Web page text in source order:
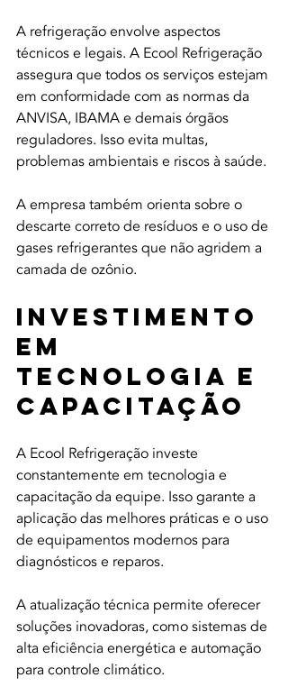
A refrigeração envolve aspectos
técnicos e legais. A Ecool Refrigeração
assegura que todos os serviços estejam
em conformidade com as normas da
ANVISA, IBAMA e demais órgãos
reguladores. Isso evita multas,
problemas ambientais e riscos à saúde.
A empresa também orienta sobre o
descarte correto de resíduos e o uso de
gases refrigerantes que não agridem a
camada de ozônio.
Investimento
em
Tecnologia e
Capacitação
A Ecool Refrigeração investe
constantemente em tecnologia e
capacitação da equipe. Isso garante a
aplicação das melhores práticas e o uso
de equipamentos modernos para
diagnósticos e reparos.
A atualização técnica permite oferecer
soluções inovadoras, como sistemas de
alta eficiência energética e automação
para controle climático.